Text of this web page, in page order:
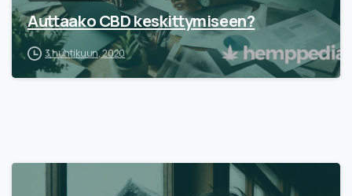
Auttaako CBD keskittymiseen?
3 huhtikuun, 2020